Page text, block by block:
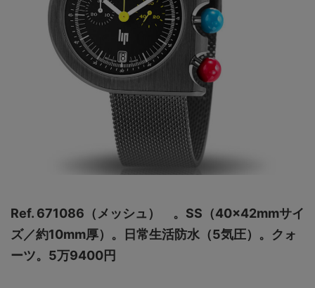
Ref. 671086（メッシュ） 。SS（40×42mmサイ
ズ／約10mm厚）。日常生活防水（5気圧）。クォ
ーツ。5万9400円